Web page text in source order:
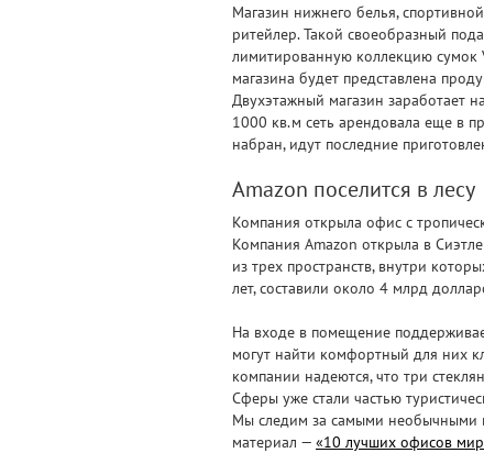
Магазин нижнего белья,
ритейлер. Такой своеобразный
лимитированную коллекцию сумок
магазина будет представлена
Двухэтажный магазин заработает
1000 кв.м сеть арендовала еще в
набран, идут последние
Amazon поселится в лесу
Компания открыла офис с
Компания Amazon открыла в
из трех пространств, внутри
лет, составили около 4 млрд
На входе в помещение
могут найти комфортный для них
компании надеются, что три
Сферы уже стали частью
Мы следим за самыми необычными
материал — «10 лучших офисов